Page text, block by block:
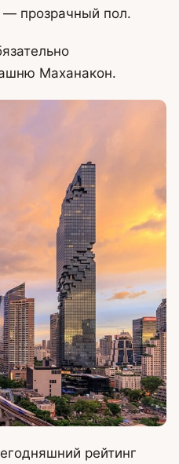
— прозрачный пол.
Маханакон.
рейтинг